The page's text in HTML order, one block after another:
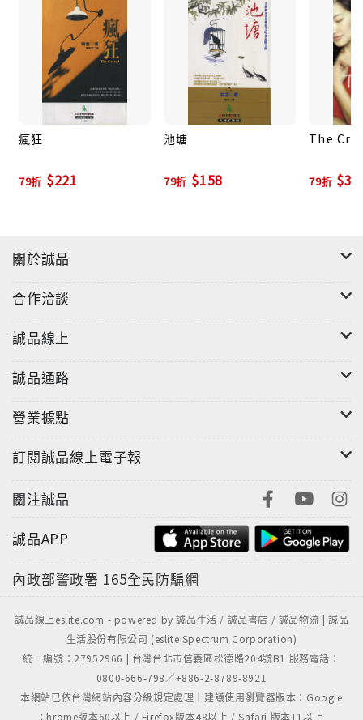
只能在漢語中才能產生回聲，才具有詩意，這是一次全
心全力的漢語寫作。
這本詩集的創作過程是一次愉快的旅行，像是一個美好
的假期給自己帶來安靜的喜悅。
我相信自己有寫詩的能力，如果能一直長期用漢語寫
人的筆，用離開母土，重新學習以異國語言寫字說話，
迴響與諸多獎項的肯定。哈金不僅用不同形式的文學，
索家園的意涵與生命的定位，以文學創造與抒懷，真情
流露。
瘋狂
79折 $221
池塘
79折 $158
The
79折
關於誠品
合作洽談
誠品線上
誠品通路
營業據點
訂閱誠品線上電子報
關注誠品
誠品APP
內政部警政署 165全民防騙網
誠品線上eslite.com - powered by 誠品生活 / 誠品書店 / 誠品物流 | 誠品
生活股份有限公司 (eslite Spectrum Corporation)
統一編號：27952966 | 台灣台北市信義區松德路204號B1 服務電話：
0800-666-798／+886-2-8789-8921
本網站已依台灣網站內容分級規定處理｜建議使用瀏覽器版本：Google
Chrome版本60以上 / Firefox版本48以上 / Safari 版本11以上